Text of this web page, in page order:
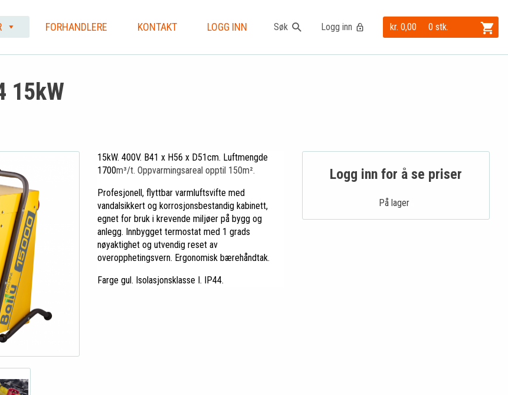
Søk kr. 0,00 0 stk.
FORHANDLERE KONTAKT LOGG INN Logg inn
15kW
15kW. 400V. B41 x H56 x D51cm. Luftmengde
1700m³/t. Oppvarmingsareal opptil 150m².
Profesjonell, flyttbar varmluftsvifte med
vandalsikkert og korrosjonsbestandig kabinett,
egnet for bruk i krevende miljøer på bygg og
anlegg. Innbygget termostat med 1 grads
nøyaktighet og utvendig reset av
overopphetingsvern. Ergonomisk bærehåndtak.
Farge gul. Isolasjonsklasse I. IP44.
Logg inn for å se priser
På lager .